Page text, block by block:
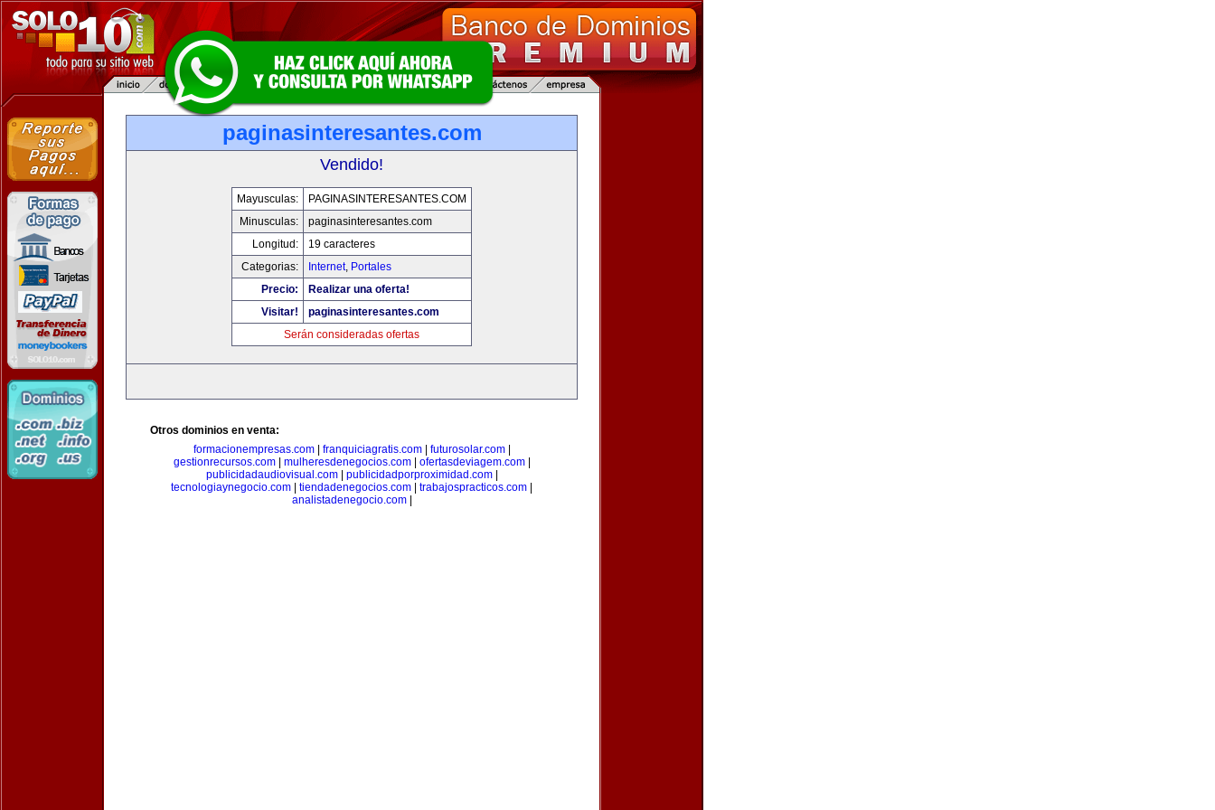
paginasinteresantes.com
Vendido!
Mayusculas:
PAGINASINTERESANTES.COM
Minusculas:
paginasinteresantes.com
Longitud:
19 caracteres
Categorias:
Internet, Portales
Precio:
Realizar una oferta!
Visitar!
paginasinteresantes.com
Serán consideradas ofertas
Otros dominios en venta:
formacionempresas.com| franquiciagratis.com| futurosolar.com|
gestionrecursos.com| mulheresdenegocios.com| ofertasdeviagem.com|
publicidadaudiovisual.com| publicidadporproximidad.com|
tecnologiaynegocio.com
tiendadenegocios.com trabajospracticos.com
analistadenegocio.com|